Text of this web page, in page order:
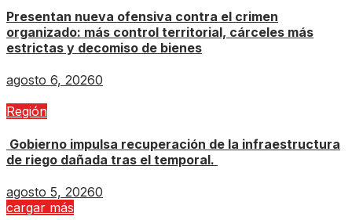
Presentan nueva ofensiva contra el crimen
organizado: más control territorial, cárceles más
estrictas y decomiso de bienes
agosto 6, 20260
Región
Gobierno impulsa recuperación de la infraestructura
de riego dañada tras el temporal.
agosto 5, 20260
cargar más